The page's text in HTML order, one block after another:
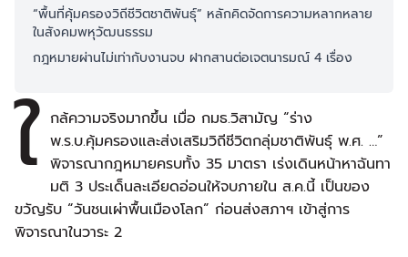
“พื้นที่คุ้มครองวิถีชีวิตชาติพันธุ์” หลักคิดจัดการความหลากหลาย
ในสังคมพหุวัฒนธรรม
กฎหมายผ่านไม่เท่ากับงานจบ ฝากสานต่อเจตนารมณ์ 4 เรื่อง
ใ กล้ความจริงมากขึ้น เมื่อ กมธ.วิสามัญ “ร่าง
พ.ร.บ.คุ้มครองและส่งเสริมวิถีชีวิตกลุ่มชาติพันธุ์ พ.ศ. …”
พิจารณากฎหมายครบทั้ง 35 มาตรา เร่งเดินหน้าหาฉันทา
มติ 3 ประเด็นละเอียดอ่อนให้จบภายใน ส.ค.นี้ เป็นของ
ขวัญรับ “วันชนเผ่าพื้นเมืองโลก” ก่อนส่งสภาฯ เข้าสู่การ
พิจารณาในวาระ 2